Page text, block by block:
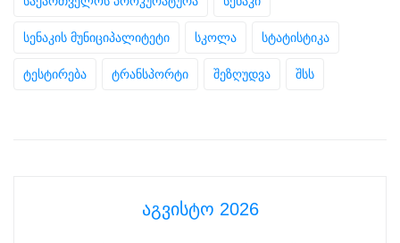
სენაკის მუნიციპალიტეტი სკოლა სტატისტიკა
ტესტირება ტრანსპორტი შეზღუდვა შსს
აგვისტო 2026